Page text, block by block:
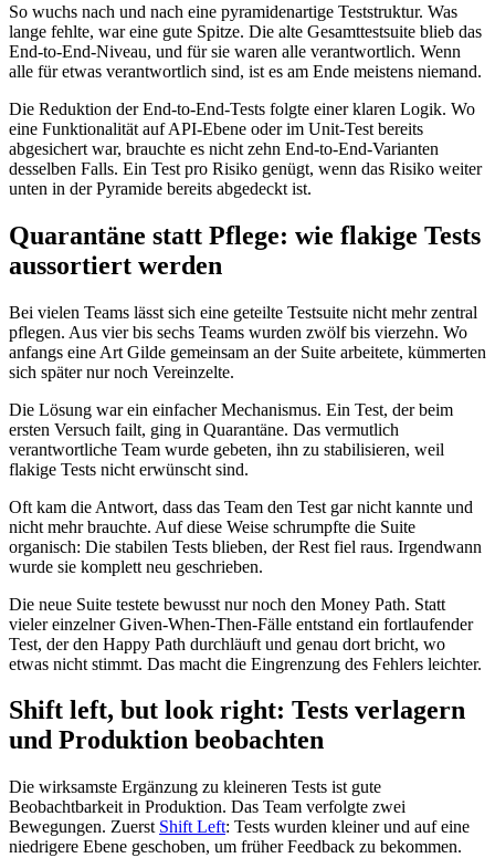
So wuchs nach und nach eine pyramidenartige Teststruktur. Was
lange fehlte, war eine gute Spitze. Die alte Gesamttestsuite blieb das
End-to-End-Niveau, und für sie waren alle verantwortlich. Wenn
alle für etwas verantwortlich sind, ist es am Ende meistens niemand.
Die Reduktion der End-to-End-Tests folgte einer klaren Logik. Wo
eine Funktionalität auf API-Ebene oder im Unit-Test bereits
abgesichert war, brauchte es nicht zehn End-to-End-Varianten
desselben Falls. Ein Test pro Risiko genügt, wenn das Risiko weiter
unten in der Pyramide bereits abgedeckt ist.
Quarantäne statt Pflege: wie flakige Tests
aussortiert werden
Bei vielen Teams lässt sich eine geteilte Testsuite nicht mehr zentral
pflegen. Aus vier bis sechs Teams wurden zwölf bis vierzehn. Wo
anfangs eine Art Gilde gemeinsam an der Suite arbeitete, kümmerten
sich später nur noch Vereinzelte.
Die Lösung war ein einfacher Mechanismus. Ein Test, der beim
ersten Versuch failt, ging in Quarantäne. Das vermutlich
verantwortliche Team wurde gebeten, ihn zu stabilisieren, weil
flakige Tests nicht erwünscht sind.
Oft kam die Antwort, dass das Team den Test gar nicht kannte und
nicht mehr brauchte. Auf diese Weise schrumpfte die Suite
organisch: Die stabilen Tests blieben, der Rest fiel raus. Irgendwann
wurde sie komplett neu geschrieben.
Die neue Suite testete bewusst nur noch den Money Path. Statt
vieler einzelner Given-When-Then-Fälle entstand ein fortlaufender
Test, der den Happy Path durchläuft und genau dort bricht, wo
etwas nicht stimmt. Das macht die Eingrenzung des Fehlers leichter.
Shift left, but look right: Tests verlagern
und Produktion beobachten
Die wirksamste Ergänzung zu kleineren Tests ist gute
Beobachtbarkeit in Produktion. Das Team verfolgte zwei
Bewegungen. Zuerst Shift Left: Tests wurden kleiner und auf eine
niedrigere Ebene geschoben, um früher Feedback zu bekommen.